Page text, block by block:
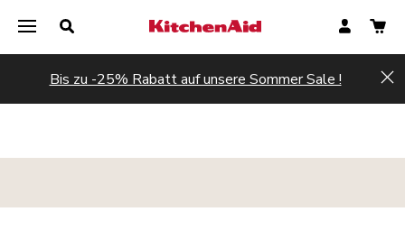
Bis zu -25% Rabatt auf unsere Sommer Sale !